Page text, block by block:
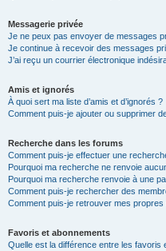
Messagerie privée
Je ne peux pas envoyer de messages
Je continue à recevoir des messages
J’ai reçu un courrier électronique
Amis et ignorés
À quoi sert ma liste d’amis et d’ignorés ?
Comment puis-je ajouter ou supprimer
Recherche dans les forums
Comment puis-je effectuer une
Pourquoi ma recherche ne renvoie
Pourquoi ma recherche renvoie à une
Comment puis-je rechercher des
Comment puis-je retrouver mes
Favoris et abonnements
Quelle est la différence entre les favoris